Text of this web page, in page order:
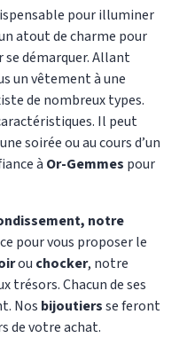
pour illuminer
atout de charme pour
démarquer. Allant
un vêtement à une
de nombreux types.
Il peut
soirée ou au cours d’un
à Or-Gemmes pour
notre
pour vous proposer le
ou chocker, notre
trésors. Chacun de ses
Nos bijoutiersse feront
de votre achat.